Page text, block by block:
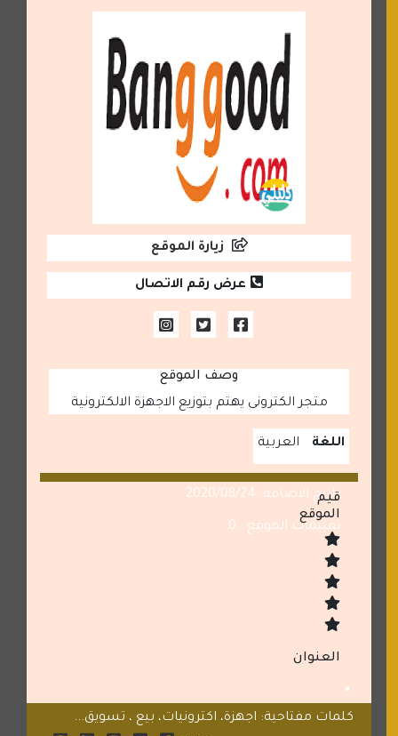
زيارة الموقع
عرض رقم الاتصال
وصف الموقع
متجر الكترونى يهتم بتوزيع الاجهزة الالكترونية
اللغة العربية
تاريخ الاضافة: 2020/08/24
تقييمات الموقع : 0
قيم
الموقع
العنوان
كلمات مفتاحية: اجهزة، اكترونيات، بيع ، تسويق...